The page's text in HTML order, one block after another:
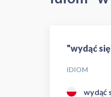
"wydąć
IDIOM
wydąć